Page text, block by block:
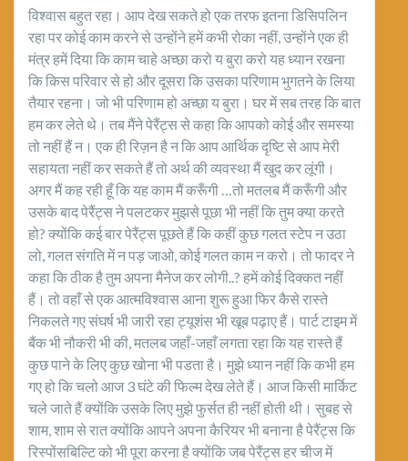
विश्वास बहुत रहा। आप देख सकते हो एक तरफ इतना डिसिपलिन
रहा पर कोई काम करने से उन्होंने हमें कभी रोका नहीं, उन्होंने एक ही
मंत्र हमें दिया कि काम चाहे अच्छा करो य बुरा करो यह ध्यान रखना
कि किस परिवार से हो और दूसरा कि उसका परिणाम भुगतने के लिया
तैयार रहना। जो भी परिणाम हो अच्छा य बुरा। घर में सब तरह कि बात
हम कर लेते थे। तब मैंने पेरैंट्स से कहा कि आपको कोई और समस्या
तो नहीं हैं न। एक ही रिज़न है न कि आप आर्थिक दृष्टि से आप मेरी
सहायता नहीं कर सकते हैं तो अर्थ की व्यवस्था मैं खुद कर लूंगी।
अगर मैं कह रही हूँ कि यह काम मैं करूँगी …तो मतलब मैं करूँगी और
उसके बाद पेरैंट्स ने पलटकर मुझसे पूछा भी नहीं कि तुम क्या करते
हो? क्योंकि कई बार पेरैंट्स पूछते हैं कि कहीं कुछ गलत स्टेप न उठा
लो, गलत संगति में न पड़ जाओ, कोई गलत काम न करो। तो फादर ने
कहा कि ठीक है तुम अपना मैनेज कर लोगी..? हमें कोई दिक्कत नहीं
हैं। तो वहाँ से एक आत्मविश्वास आना शुरू हुआ फिर कैसे रास्ते
निकलते गए संघर्ष भी जारी रहा ट्यूशंस भी खूब पढ़ाए हैं। पार्ट टाइम में
बैंक भी नौकरी भी की, मतलब जहाँ-जहाँ लगता रहा कि यह रास्ते हैं
कुछ पाने के लिए कुछ खोना भी पडता है। मुझे ध्यान नहीं कि कभी हम
गए हो कि चलो आज 3 घंटे की फिल्म देख लेते हैं। आज किसी मार्किट
चले जाते हैं क्योंकि उसके लिए मुझे फुर्सत ही नहीं होती थी। सुबह से
शाम, शाम से रात क्योंकि आपने अपना कैरियर भी बनाना है पेरैंट्स कि
रिस्पोंसबिल्टि को भी पूरा करना है क्योंकि जब पेरैंट्स हर चीज में